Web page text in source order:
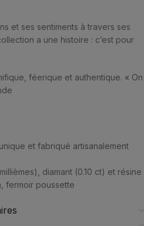
et ses sentiments à travers ses
a une histoire : c’est pour
féerique et authentique. « On
et fabriqué artisanalement
diamant (0.10 ct) et résine
fermoir poussette